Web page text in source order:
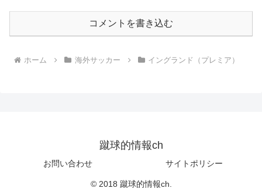
コメントを書き込む
ホーム 海外サッカー イングランド（プレミア）
蹴球的情報ch
お問い合わせ サイトポリシー
© 2018 蹴球的情報ch.